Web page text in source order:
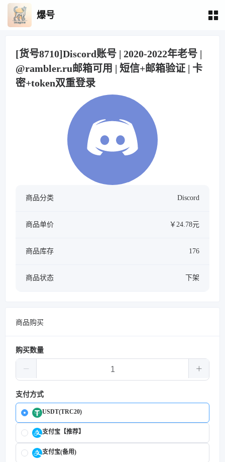
爆号
[货号8710]Discord账号 | 2020-2022年老号 |
@rambler.ru邮箱可用 | 短信+邮箱验证 | 卡
密+token双重登录
商品分类 Discord
商品单价 ￥24.78元
商品库存 176
商品状态 下架
商品购买
购买数量
支付方式
USDT(TRC20)
支付宝【推荐】
支付宝(备用)